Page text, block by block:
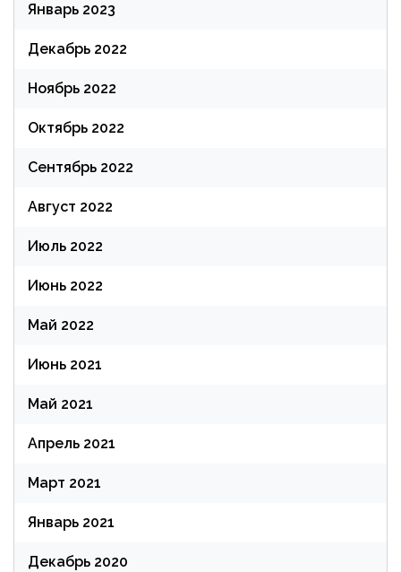
Январь 2023
Декабрь 2022
Ноябрь 2022
Октябрь 2022
Сентябрь 2022
Август 2022
Июль 2022
Июнь 2022
Май 2022
Июнь 2021
Май 2021
Апрель 2021
Март 2021
Январь 2021
Декабрь 2020